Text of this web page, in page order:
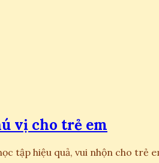
vị cho trẻ em
tập hiệu quả, vui nhộn cho trẻ